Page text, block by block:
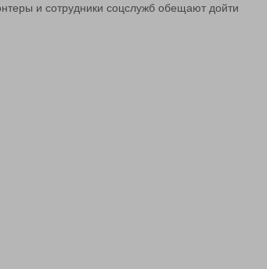
и сотрудники соцслужб обещают дойти